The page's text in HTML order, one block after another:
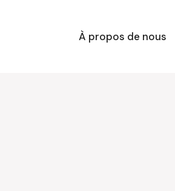
À propos de nous